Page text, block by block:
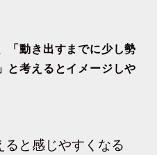
「動き出すまでに少し勢
と考えるとイメージしや
と感じやすくなる